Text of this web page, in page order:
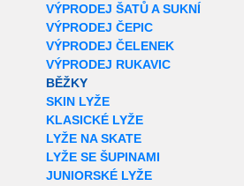
VÝPRODEJ ŠATŮ A SUKNÍ
VÝPRODEJ ČEPIC
VÝPRODEJ ČELENEK
VÝPRODEJ RUKAVIC
BĚŽKY
SKIN LYŽE
KLASICKÉ LYŽE
LYŽE NA SKATE
LYŽE SE ŠUPINAMI
JUNIORSKÉ LYŽE